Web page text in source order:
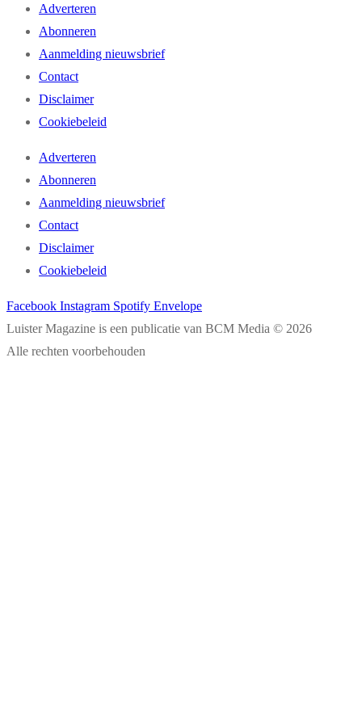
Adverteren
Abonneren
Aanmelding nieuwsbrief
Contact
Disclaimer
Cookiebeleid
Adverteren
Abonneren
Aanmelding nieuwsbrief
Contact
Disclaimer
Cookiebeleid
Facebook Instagram Spotify Envelope
Luister Magazine is een publicatie van BCM Media © 2026
Alle rechten voorbehouden